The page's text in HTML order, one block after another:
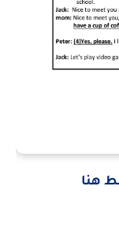
هنا